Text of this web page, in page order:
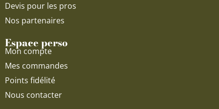
Devis pour les pros
Nos partenaires
Espace perso
Mon compte
Mes commandes
Points fidélité
Nous contacter